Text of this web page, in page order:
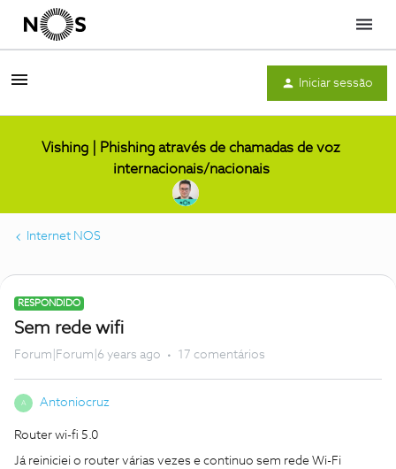
Menu
Iniciar sessão
Vishing | Phishing através de chamadas de voz
internacionais/nacionais
Internet NOS
RESPONDIDO
Sem rede wifi
Forum|Forum|6 years ago 17 comentários
A Antoniocruz
Router wi-fi 5.0
Já reiniciei o router várias vezes e continuo sem rede Wi-Fi